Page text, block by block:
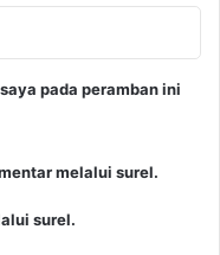
pada peramban ini
melalui surel.
surel.